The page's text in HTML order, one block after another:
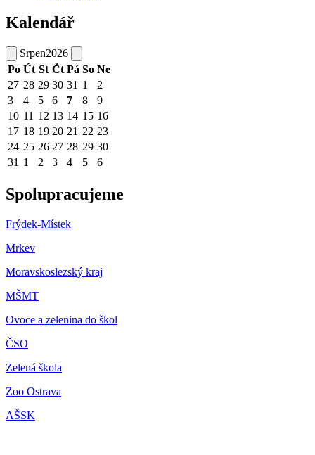
Kalendář
Srpen2026
Po Út St Čt Pá So Ne
27 28 29 30 31 1
2
3
4 5 6 7 8
9
10 11 12 13 14 15 16
17 18 19 20 21 22 23
24 25 26 27 28 29 30
31 1 2 3 4 5 6
Spolupracujeme
Frýdek-Místek
Mrkev
Moravskoslezský kraj
MŠMT
Ovoce a zelenina do škol
ČSO
Zelená škola
Zoo Ostrava
AŠSK